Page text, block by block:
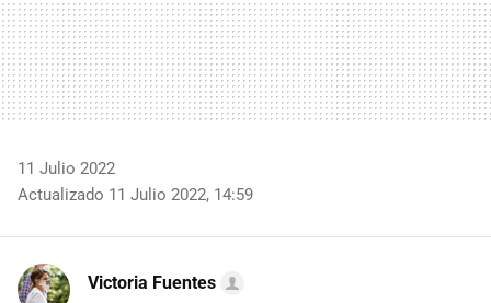
11 Julio 2022
Actualizado 11 Julio 2022, 14:59
Victoria Fuentes